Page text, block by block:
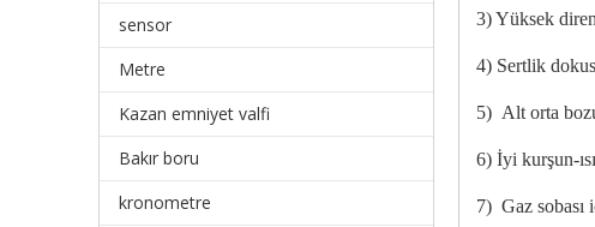
sensor
Metre
Kazan emniyet valfi
Bakır boru
kronometre
3) Yüksek
4) Sertlik
5) Alt orta
6) İyi kurşun-
7) Gaz sobası